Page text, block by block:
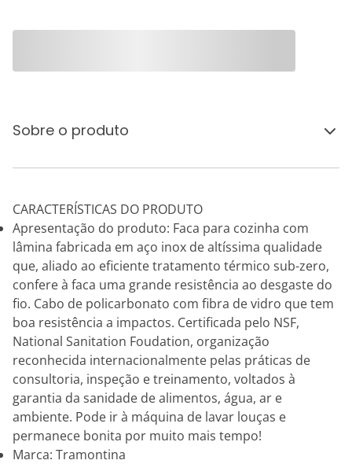
Sobre o produto
CARACTERÍSTICAS DO PRODUTO
Apresentação do produto: Faca para cozinha com
lâmina fabricada em aço inox de altíssima qualidade
que, aliado ao eficiente tratamento térmico sub-zero,
confere à faca uma grande resistência ao desgaste do
fio. Cabo de policarbonato com fibra de vidro que tem
boa resistência a impactos. Certificada pelo NSF,
National Sanitation Foudation, organização
reconhecida internacionalmente pelas práticas de
consultoria, inspeção e treinamento, voltados à
garantia da sanidade de alimentos, água, ar e
ambiente. Pode ir à máquina de lavar louças e
permanece bonita por muito mais tempo!
Marca: Tramontina